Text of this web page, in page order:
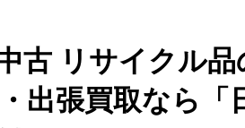
古 リサイクル
出張買取なら